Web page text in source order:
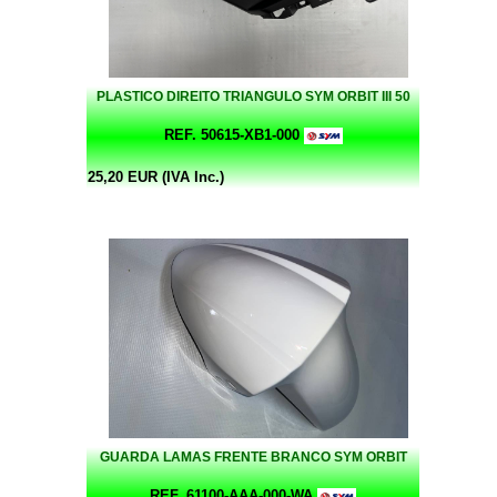
PLASTICO DIREITO TRIANGULO SYM ORBIT III 50
REF. 50615-XB1-000
25,20 EUR (IVA Inc.)
GUARDA LAMAS FRENTE BRANCO SYM ORBIT